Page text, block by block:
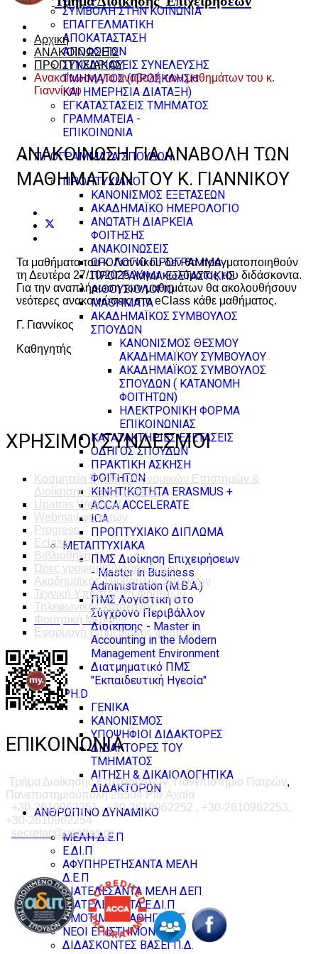
ΣΥΜΒΟΛΗ ΣΤΗΝ ΚΟΙΝΩΝΙΑ
ΕΠΑΓΓΕΛΜΑΤΙΚΗ
ΑΠΟΚΑΤΑΣΤΑΣΗ
ΑΠΟΦΟΙΤΩΝ
ΣΥΝΕΔΡΙΑΣΕΙΣ ΣΥΝΕΛΕΥΣΗΣ
ΤΜΗΜΑΤΟΣ (ΠΡΟΣΚΛΗΣΗ
ΚΑΙ ΗΜΕΡΗΣΙΑ ΔΙΑΤΑΞΗ)
ΕΓΚΑΤΑΣΤΑΣΕΙΣ ΤΜΗΜΑΤΟΣ
ΓΡΑΜΜΑΤΕΙΑ -
ΕΠΙΚΟΙΝΩΝΙΑ
ΠΡΟΓΡΑΜΜΑΤΑ ΣΠΟΥΔΩΝ
ΠΡΟΠΤΥΧΙΑΚΟ
ΚΑΝΟΝΙΣΜΟΣ ΕΞΕΤΑΣΕΩΝ
ΑΚΑΔΗΜΑΪΚΟ ΗΜΕΡΟΛΟΓΙΟ
ΑΝΩΤΑΤΗ ΔΙΑΡΚΕΙΑ
ΦΟΙΤΗΣΗΣ
ΑΝΑΚΟΙΝΩΣΕΙΣ
ΩΡΟΛΟΓΙΟ ΠΡΟΓΡΑΜΜΑ
ΠΡΟΓΡΑΜΜΑ ΕΞΕΤΑΣΤΙΚΗΣ
ΑΙΘΟΥΣΙΟΛΟΓΙΟ
ΜΑΘΗΜΑΤΑ
ΑΚΑΔΗΜΑΪΚΟΣ ΣΥΜΒΟΥΛΟΣ
ΣΠΟΥΔΩΝ
ΚΑΝΟΝΙΣΜΟΣ ΘΕΣΜΟΥ
ΑΚΑΔΗΜΑΪΚΟΥ ΣΥΜΒΟΥΛΟΥ
ΑΚΑΔΗΜΑΪΚΟΣ ΣΥΜΒΟΥΛΟΣ
ΣΠΟΥΔΩΝ ( ΚΑΤΑΝΟΜΗ
ΦΟΙΤΗΤΩΝ)
ΗΛΕΚΤΡΟΝΙΚΗ ΦΟΡΜΑ
ΕΠΙΚΟΙΝΩΝΙΑΣ
ΚΑΤΑΤΑΚΤΗΡΙΕΣ ΕΞΕΤΑΣΕΙΣ
ΟΔΗΓΟΣ ΣΠΟΥΔΩΝ
ΠΡΑΚΤΙΚΗ ΑΣΚΗΣΗ
ΦΟΙΤΗΤΩΝ
ΚΙΝΗΤΙΚΟΤΗΤΑ ERASMUS +
ACCA ACCELERATE
ICA
ΠΡΟΠΤΥΧΙΑΚΟ ΔΙΠΛΩΜΑ
ΜΕΤΑΠΤΥΧΙΑΚΑ
ΠΜΣ Διοίκηση Επιχειρήσεων
- Master in Business
Administration (M.B.A.)
ΠΜΣ Λογιστική στο
Σύγχρονο Περιβάλλον
Διοίκησης - Master in
Accounting in the Modern
Management Environment
Διατμηματικό ΠΜΣ
"Εκπαιδευτική Ηγεσία"
PH.D
ΓΕΝΙΚΑ
ΚΑΝΟΝΙΣΜΟΣ
ΥΠΟΨΗΦΙΟΙ ΔΙΔΑΚΤΟΡΕΣ
ΔΙΔΑΚΤΟΡΕΣ ΤΟΥ
ΤΜΗΜΑΤΟΣ
ΑΙΤΗΣΗ & ΔΙΚΑΙΟΛΟΓΗΤΙΚΑ
ΔΙΔΑΚΤΟΡΩΝ
ΑΝΘΡΩΠΙΝΟ ΔΥΝΑΜΙΚΟ
ΜΕΛΗ Δ.Ε.Π
Ε.ΔΙ.Π
ΑΦΥΠΗΡΕΤΗΣΑΝΤΑ ΜΕΛΗ
Δ.Ε.Π
ΔΙΑΤΕΛΕΣΑΝΤΑ ΜΕΛΗ ΔΕΠ
ΔΙΑΤΕΛΕΣΑΝΤΑ Ε.ΔΙ.Π
ΟΜΟΤΙΜΟΙ ΚΑΘΗΓΗΤΕΣ
ΝΕΟΙ ΕΠΙΣΤΗΜΟΝΕΣ
ΔΙΔΑΣΚΟΝΤΕΣ ΒΑΣΕΙ Π.Δ.
Αρχική
ΑΝΑΚΟΙΝΩΣΕΙΣ
ΠΡΟΠΤΥΧΙΑΚΟΥ
Ανακοίνωση για αναβολή των μαθημάτων του κ.
Γιαννίκου
ΑΝΑΚΟΊΝΩΣΗ ΓΙΑ ΑΝΑΒΟΛΉ ΤΩΝ
ΜΑΘΗΜΆΤΩΝ ΤΟΥ Κ. ΓΙΑΝΝΊΚΟΥ
Τα μαθήματα του κ. Γιαννίκου δεν θα πραγματοποιηθούν
τη Δευτέρα 27/10/2025 λόγω κωλύματος του διδάσκοντα.
Για την αναπλήρωση των μαθημάτων θα ακολουθήσουν
νεότερες ανακοινώσεις στο eClass κάθε μαθήματος.
Γ. Γιαννίκος
Καθηγητής
ΧΡΗΣΙΜΟΙ ΣΥΝΔΕΣΜΟΙ
Κοσμητεία Σχολή Οικονομικών Επιστημών &
Διοίκησης Επιχειρήσεων
Upatras Webmail
Webmail φοιτητών
Progress
Eclass
Βιβλιοθήκη
Ώρες γραφείου Διδασκόντων
Ακαδημαϊκός Σύμβουλος Σπουδών
Τεχνική Υποστήριξη Φοιτητών
Τηλεφωνικός κατάλογος
Φοιτητική Μέριμνα
Εφαρμογή ενημέρωσης φοιτητών
ΕΠΙΚΟΙΝΩΝΙΑ
Τμήμα Διοίκησης Επιχειρήσεων, Πανεπιστήμιο Πατρών,
Πανεπιστημιούπολη 26504 Ρίο Αχαΐα
+30-2610962251 , +30-2610962252 , +30-2610962253,
+30-2610962254
secretar@upatras.gr